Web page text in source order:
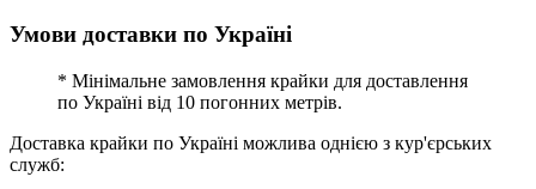
Умови доставки по Україні
* Мінімальне замовлення крайки для доставлення
по Україні від 10 погонних метрів.
Доставка крайки по Україні можлива однією з кур'єрських
служб: